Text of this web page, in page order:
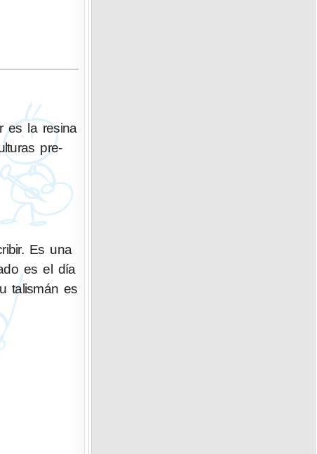
es la resina
pre-
Es una
es el día
talismán es